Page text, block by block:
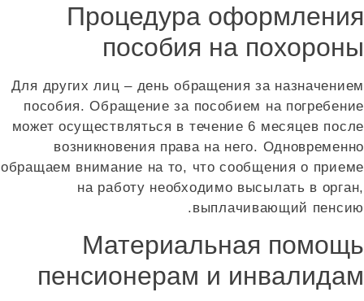
Процедура
пособия на
Для других лиц – день обращения за
пособия. Обращение за пособием на
может осуществляться в течение 6 месяцев
возникновения права на него.
обращаем внимание на то, что сообщения о
на работу необходимо высылать в
выплачивающий
Материальная
пенсионерам и